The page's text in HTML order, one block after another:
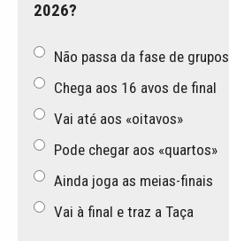
2026?
Não passa da fase de grupos
Chega aos 16 avos de final
Vai até aos «oitavos»
Pode chegar aos «quartos»
Ainda joga as meias-finais
Vai à final e traz a Taça